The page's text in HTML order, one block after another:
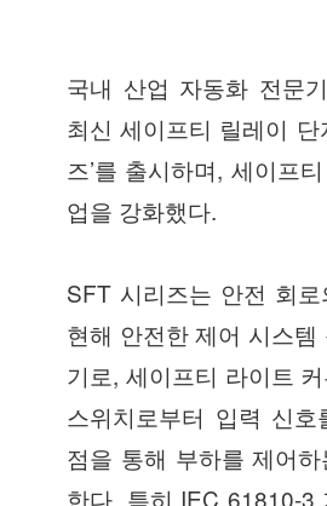
국내 산업 자동화 전문
최신 세이프티 릴레이 단
즈’를 출시하며, 세이프
업을 강화했다.
SFT 시리즈는 안전 회
현해 안전한 제어 시스템
기로, 세이프티 라이트
스위치로부터 입력 신호
점을 통해 부하를 제어
한다. 특히 IEC 61810-3